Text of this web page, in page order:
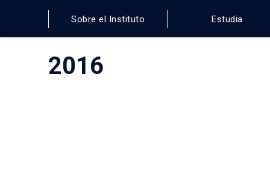
Y TERRITORIALES
FACULTAD DE ARQUITECTURA, DISEÑO Y ESTUDIOS
Sobre el Instituto Estudia
2016